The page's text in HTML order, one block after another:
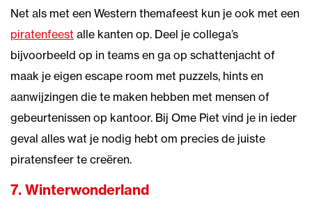
Net als met een Western themafeest kun je ook met een
piratenfeest alle kanten op. Deel je collega’s
bijvoorbeeld op in teams en ga op schattenjacht of
maak je eigen escape room met puzzels, hints en
aanwijzingen die te maken hebben met mensen of
gebeurtenissen op kantoor. Bij Ome Piet vind je in ieder
geval alles wat je nodig hebt om precies de juiste
piratensfeer te creëren.
7. Winterwonderland